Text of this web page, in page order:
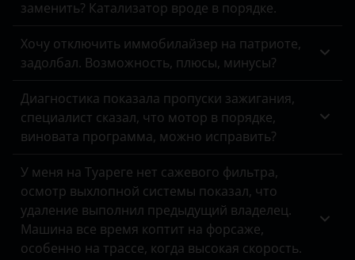
Geely
Great Wall
Hawtai
Honda
Hummer
заменить? Катализатор вроде в порядке.
Хочу отключить иммобилайзер на патриоте,
задолбал. Возможность, плюсы, минусы?
Диагностика показала пропуски зажигания,
специалист сказал, что мотор в порядке,
виновата программа, можно исправить?
У меня на Туареге нет сажевого фильтра,
осмотр выхлопной системы показал, что
удаление выполнил предыдущий владелец.
Машина все время коптит на форсаже,
особенно на трассе, когда высокая скорость.